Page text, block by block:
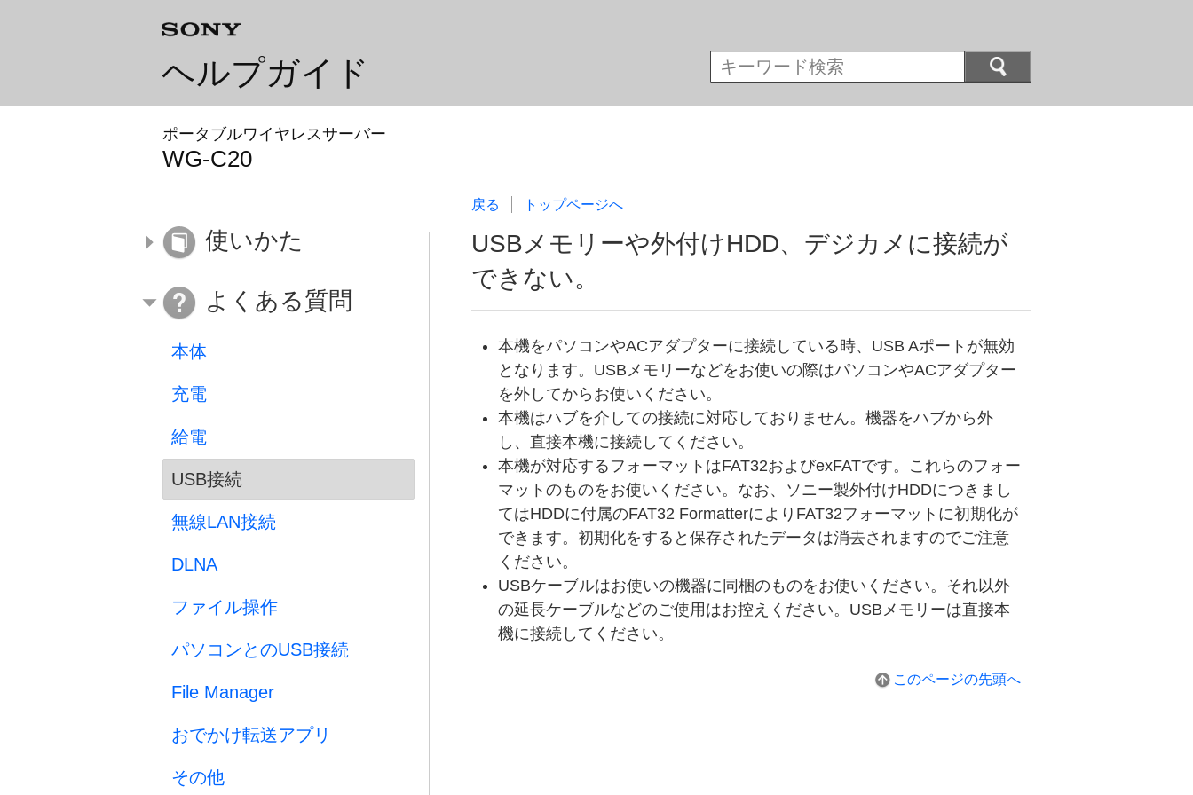
ヘルプガイド
ポータブルワイヤレスサーバー
WG-C20
戻る トップページへ
USBメモリーや外付けHDD、デジカメに接続が
できない。
本機をパソコンやACアダプターに接続している時、USB Aポートが無効
となります。USBメモリーなどをお使いの際はパソコンやACアダプター
を外してからお使いください。
本機はハブを介しての接続に対応しておりません。機器をハブから外
し、直接本機に接続してください。
本機が対応するフォーマットはFAT32およびexFATです。これらのフォー
マットのものをお使いください。なお、ソニー製外付けHDDにつきまし
てはHDDに付属のFAT32 FormatterによりFAT32フォーマットに初期化が
できます。初期化をすると保存されたデータは消去されますのでご注意
ください。
USBケーブルはお使いの機器に同梱のものをお使いください。それ以外
の延長ケーブルなどのご使用はお控えください。USBメモリーは直接本
機に接続してください。
このページの先頭へ
使いかた
よくある質問
本体
充電
給電
USB接続
無線LAN接続
DLNA
ファイル操作
パソコンとのUSB接続
File Manager
おでかけ転送アプリ
その他